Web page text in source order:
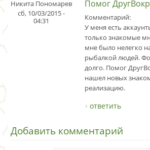
Никита Пономарев
сб, 10/03/2015 -
04:31
Помог
Комментарий:
У меня есть
только знакомые
мне было нелегко
рыбалкой людей.
долго. Помог
нашел новых
реализацию.
ответить
Добавить комментарий